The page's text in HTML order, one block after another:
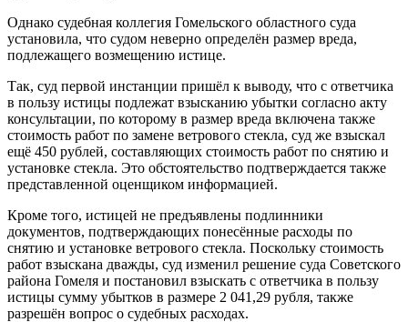
Однако судебная коллегия Гомельского областного суда
установила, что судом неверно определён размер вреда,
подлежащего возмещению истице.
Так, суд первой инстанции пришёл к выводу, что с ответчика
в пользу истицы подлежат взысканию убытки согласно акту
консультации, по которому в размер вреда включена также
стоимость работ по замене ветрового стекла, суд же взыскал
ещё 450 рублей, составляющих стоимость работ по снятию и
установке стекла. Это обстоятельство подтверждается также
представленной оценщиком информацией.
Кроме того, истицей не предъявлены подлинники
документов, подтверждающих понесённые расходы по
снятию и установке ветрового стекла. Поскольку стоимость
работ взыскана дважды, суд изменил решение суда Советского
района Гомеля и постановил взыскать с ответчика в пользу
истицы сумму убытков в размере 2 041,29 рубля, также
разрешён вопрос о судебных расходах.